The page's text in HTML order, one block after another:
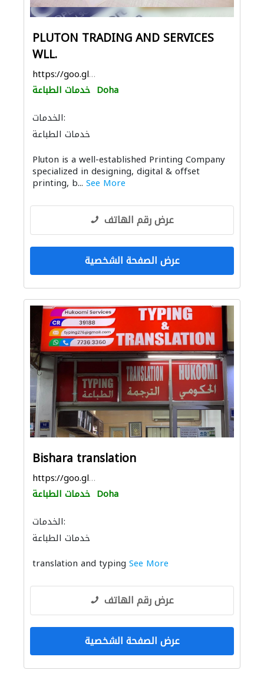
PLUTON TRADING AND SERVICES
WLL.
https://goo.gl/maps/8TVkeLXeiGoHfUgk9
خدمات الطباعة Doha
الخدمات:
خدمات الطباعة
Pluton is a well-established Printing Company
specialized in designing, digital & offset
printing, b... See More
عرض رقم الهاتف
عرض الصفحة الشخصية
Bishara translation
https://goo.gl/maps/hApo99jT4fLyFmdv6
خدمات الطباعة Doha
الخدمات:
خدمات الطباعة
translation and typing See More
عرض رقم الهاتف
عرض الصفحة الشخصية